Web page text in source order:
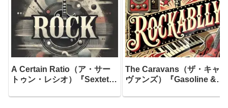
A Certain Ratio（ア・サー
トゥン・レシオ）『Sextet』
生んだ最も「踊れる」傑作に
The Caravans（ザ・キャラ
ヴァンズ）『Gasoline &
リット・ロカビリーの帝王